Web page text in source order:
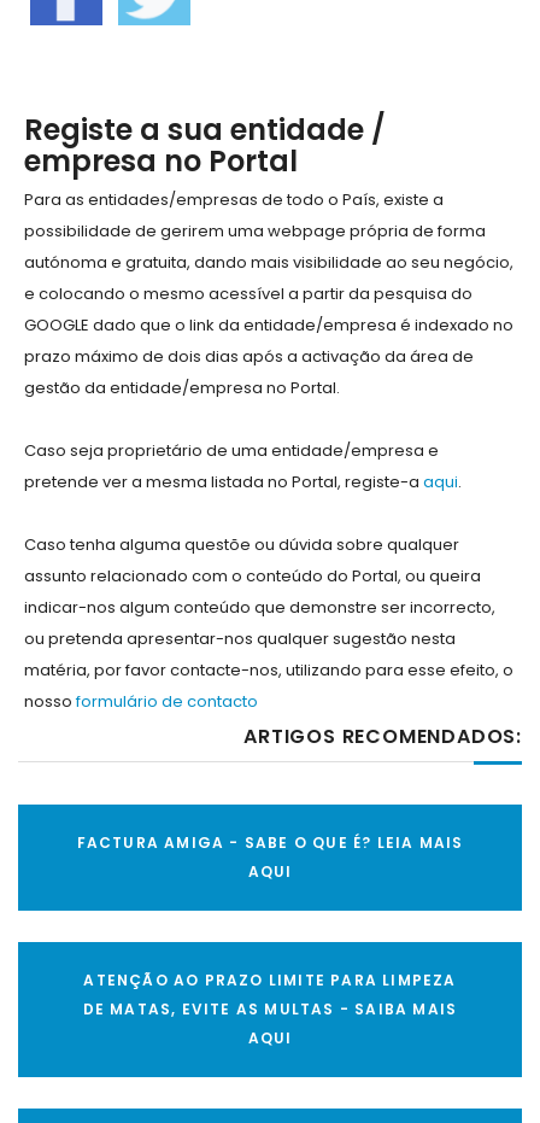
Registe a sua entidade /
empresa no Portal
Para as entidades/empresas de todo o País, existe a
possibilidade de gerirem uma webpage própria de forma
autónoma e gratuita, dando mais visibilidade ao seu negócio,
e colocando o mesmo acessível a partir da pesquisa do
GOOGLE dado que o link da entidade/empresa é indexado no
prazo máximo de dois dias após a activação da área de
gestão da entidade/empresa no Portal.
Caso seja proprietário de uma entidade/empresa e
pretende ver a mesma listada no Portal, registe-a aqui.
Caso tenha alguma questõe ou dúvida sobre qualquer
assunto relacionado com o conteúdo do Portal, ou queira
indicar-nos algum conteúdo que demonstre ser incorrecto,
ou pretenda apresentar-nos qualquer sugestão nesta
matéria, por favor contacte-nos, utilizando para esse efeito, o
nossoformulário de contacto
ARTIGOS RECOMENDADOS:
FACTURA AMIGA - SABE O QUE É? LEIA MAIS
AQUI
ATENÇÃO AO PRAZO LIMITE PARA LIMPEZA
DE MATAS, EVITE AS MULTAS - SAIBA MAIS
AQUI